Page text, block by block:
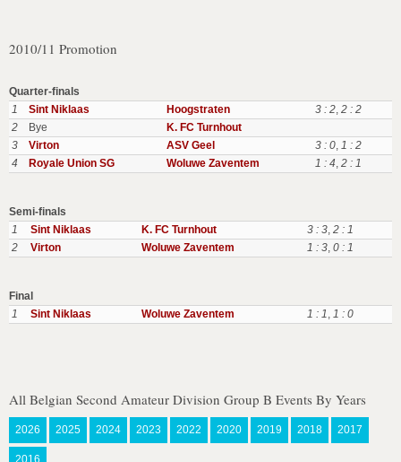
2010/11 Promotion
Quarter-finals
1
Sint Niklaas Hoogstraten 3 : 2, 2 : 2
2
Bye
K. FC Turnhout
3
Virton ASV Geel 3 : 0, 1 : 2
4
Royale Union SG Woluwe Zaventem 1 : 4, 2 : 1
Semi-finals
1
Sint Niklaas K. FC Turnhout 3 : 3, 2 : 1
2
Virton Woluwe Zaventem 1 : 3, 0 : 1
Final
1
Sint Niklaas Woluwe Zaventem 1 : 1, 1 : 0
All Belgian Second Amateur Division Group B Events By Years
2026 2025 2024 2023 2022 2020 2019 2018 2017
2016